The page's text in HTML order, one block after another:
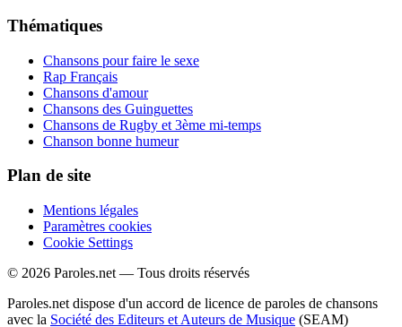
Thématiques
Chansons pour faire le sexe
Rap Français
Chansons d'amour
Chansons des Guinguettes
Chansons de Rugby et 3ème mi-temps
Chanson bonne humeur
Plan de site
Mentions légales
Paramètres cookies
Cookie Settings
© 2026 Paroles.net — Tous droits réservés
Paroles.net dispose d'un accord de licence de paroles de chansons
avec la Société des Editeurs et Auteurs de Musique (SEAM)